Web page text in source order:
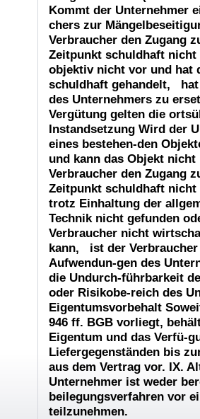
Kommt der Unternehmer
chers zur
Verbraucher den Zugang
Zeitpunkt schuldhaft nicht
objektiv nicht vor und hat
schuldhaft gehandelt, hat
des Unternehmers zu
Vergütung gelten die
Instandsetzung Wird der
eines bestehen-den
und kann das Objekt
Verbraucher den Zugang
Zeitpunkt schuldhaft nicht
trotz Einhaltung der
Technik nicht gefunden
Verbraucher nicht
kann, ist der
Aufwendun-gen des
die Undurch-führbarkeit
oder Risikobe-reich des
Eigentumsvorbehalt
946 ff. BGB vorliegt,
Eigentum und das Verfü-
Liefergegenständen bis
aus dem Vertrag vor. IX.
Unternehmer ist weder
beilegungsverfahren vor
teilzunehmen.